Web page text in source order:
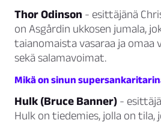
Thor Odinson - esittäjänä
on Asgårdin ukkosen jumala,
taianomaista vasaraa ja omaa
sekä salamavoimat.
Mikä on sinun
Hulk (Bruce Banner) -
Hulk on tiedemies, jolla on